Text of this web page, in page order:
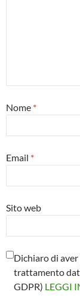
Nome *
Email *
Sito web
Dichiaro di
trattamento
GDPR) LEGGI